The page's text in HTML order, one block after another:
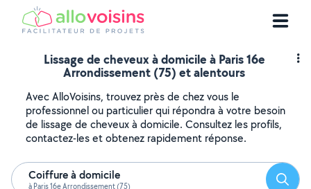
Lissage de cheveux à domicile à Paris 16e
Arrondissement (75) et alentours
Avec AlloVoisins, trouvez près de chez vous le
professionnel ou particulier qui répondra à votre besoin
de lissage de cheveux à domicile. Consultez les profils,
contactez-les et obtenez rapidement réponse.
Coiffure à domicile
à Paris 16e Arrondissement (75)